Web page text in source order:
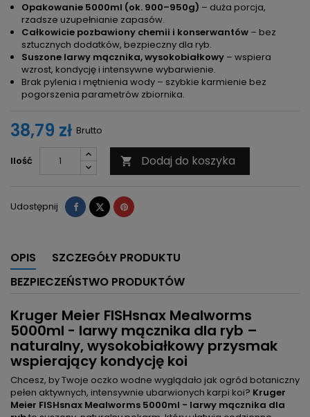
Opakowanie 5000ml (ok. 900–950g) – duża porcja,
rzadsze uzupełnianie zapasów.
Całkowicie pozbawiony chemii i konserwantów – bez
sztucznych dodatków, bezpieczny dla ryb.
Suszone larwy mącznika, wysokobiałkowy – wspiera
wzrost, kondycję i intensywne wybarwienie.
Brak pylenia i mętnienia wody – szybkie karmienie bez
pogorszenia parametrów zbiornika.
38,79 zł Brutto
Ilość  Dodaj do koszyka
Udostępnij Udostępnij
TweetujPinterest
OPIS
SZCZEGÓŁY PRODUKTU
BEZPIECZEŃSTWO PRODUKTÓW
Kruger Meier FISHsnax Mealworms
5000ml - larwy mącznika dla ryb –
naturalny, wysokobiałkowy przysmak
wspierający kondycję koi
Chcesz, by Twoje oczko wodne wyglądało jak ogród botaniczny
pełen aktywnych, intensywnie ubarwionych karpi koi? Kruger
Meier FISHsnax Mealworms 5000ml - larwy mącznika dla